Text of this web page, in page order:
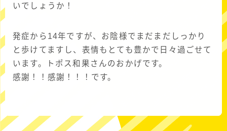
いでしょうか！
発症から14年ですが、お陰様でまだまだしっかり
と歩けてますし、表情もとても豊かで日々過ごせて
います。トポス和果さんのおかげです。
感謝！！感謝！！！です。